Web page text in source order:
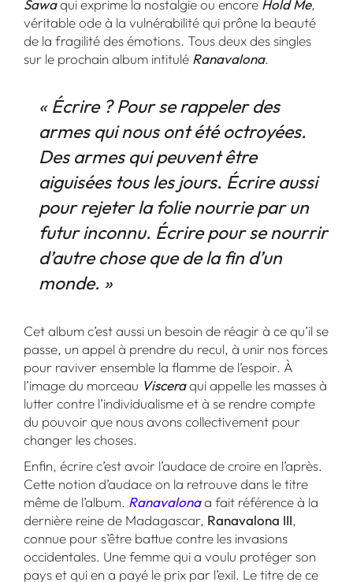
Sawaqui exprime la nostalgie ou encore Hold Me,
véritable ode à la vulnérabilité qui prône la beauté
de la fragilité des émotions. Tous deux des singles
sur le prochain album intitulé Ranavalona.
« Écrire ? Pour se rappeler des
armes qui nous ont été octroyées.
Des armes qui peuvent être
aiguisées tous les jours. Écrire aussi
pour rejeter la folie nourrie par un
futur inconnu. Écrire pour se nourrir
d’autre chose que de la fin d’un
monde. »
Cet album c’est aussi un besoin de réagir à ce qu’il se
passe, un appel à prendre du recul, à unir nos forces
pour raviver ensemble la flamme de l’espoir. À
l’image du morceau Visceraqui appelle les masses à
lutter contre l’individualisme et à se rendre compte
du pouvoir que nous avons collectivement pour
changer les choses.
Enfin, écrire c’est avoir l’audace de croire en l’après.
Cette notion d’audace on la retrouve dans le titre
même de l’album. Ranavalonaa fait référence à la
dernière reine de Madagascar, Ranavalona III,
connue pour s’être battue contre les invasions
occidentales. Une femme qui a voulu protéger son
pays et qui en a payé le prix par l’exil. Le titre de ce